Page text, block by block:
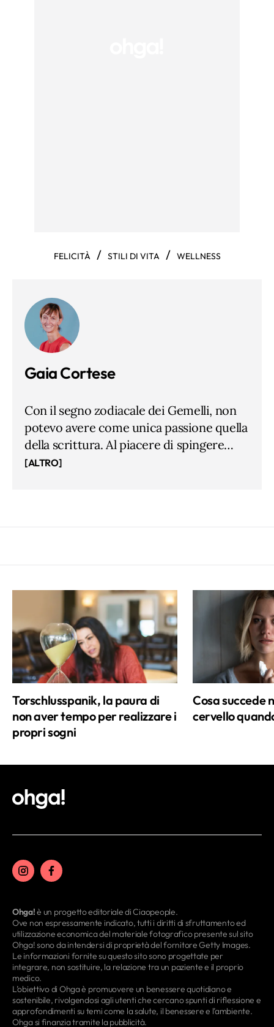
FELICITÀ / STILI DI VITA / WELLNESS
Gaia Cortese
Con il segno zodiacale dei Gemelli, non
potevo avere come unica passione quella
della scrittura. Al piacere di spingere
freneticamente tasti sul computer ho
coltivare ancora più piante e fiori sul
terrazzo di casa (ma mi definisco ancora
un pollice verde in erba). Giornalista e
mamma di due adorabili pesti, quando
non lavoro o quando il piccolo di casa fa
il suo sonnellino pomeridiano, cerco di
ritagliarmi del tempo libero scegliendo
tra le seguenti opzioni: un'ora sul campo
da tennis, una camminata nel verde,
[ALTRO]
Torschlusspanik, la paura di
non aver tempo per realizzare i
propri sogni
Cosa succede
cervello
Ohga!è un progetto editoriale di Ciaopeople.
Ove non espressamente indicato, tutti i diritti di sfruttamento ed
utilizzazione economica del materiale fotografico presente sul sito
Ohga! sono da intendersi di proprietà del fornitore Getty Images.
Le informazioni fornite su questo sito sono progettate per
integrare, non sostituire, la relazione tra un paziente e il proprio
medico.
L’obiettivo di Ohga è promuovere un benessere quotidiano e
sostenibile, rivolgendosi agli utenti che cercano spunti di riflessione e
approfondimenti su temi come la salute, il benessere e l’ambiente.
Ohga si finanzia tramite la pubblicità.